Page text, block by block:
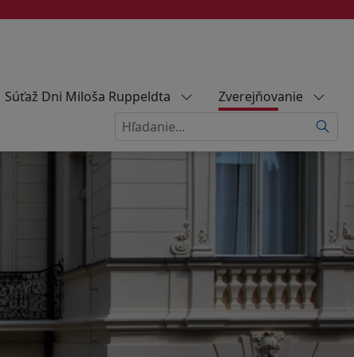
Súťaž Dni Miloša Ruppeldta
Zverejňovanie
Hľadať